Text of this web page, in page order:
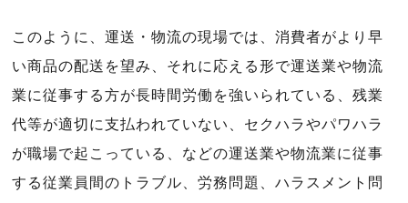
このように、運送・物流の現場では、消費者がより早
い商品の配送を望み、それに応える形で運送業や物流
業に従事する方が長時間労働を強いられている、残業
代等が適切に支払われていない、セクハラやパワハラ
が職場で起こっている、などの運送業や物流業に従事
する従業員間のトラブル、労務問題、ハラスメント問